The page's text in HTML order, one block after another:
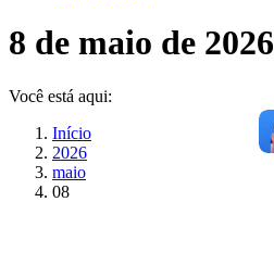
8 de maio de 2026
Você está aqui:
Início
2026
maio
08